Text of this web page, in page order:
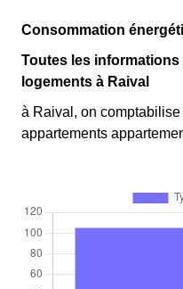
Consommation
Toutes les
logements à Raival
à Raival, on
appartements